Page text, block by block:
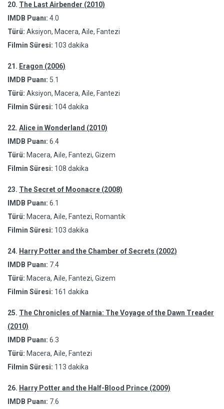
20. The Last Airbender (2010)
IMDB Puanı: 4.0
Türü: Aksiyon, Macera, Aile, Fantezi
Filmin Süresi: 103 dakika
21. Eragon (2006)
IMDB Puanı: 5.1
Türü: Aksiyon, Macera, Aile, Fantezi
Filmin Süresi: 104 dakika
22. Alice in Wonderland (2010)
IMDB Puanı: 6.4
Türü: Macera, Aile, Fantezi, Gizem
Filmin Süresi: 108 dakika
23. The Secret of Moonacre (2008)
IMDB Puanı: 6.1
Türü: Macera, Aile, Fantezi, Romantik
Filmin Süresi: 103 dakika
24. Harry Potter and the Chamber of Secrets (2002)
IMDB Puanı: 7.4
Türü: Macera, Aile, Fantezi, Gizem
Filmin Süresi: 161 dakika
25. The Chronicles of Narnia: The Voyage of the Dawn Treader
(2010)
IMDB Puanı: 6.3
Türü: Macera, Aile, Fantezi
Filmin Süresi: 113 dakika
26. Harry Potter and the Half-Blood Prince (2009)
IMDB Puanı: 7.6